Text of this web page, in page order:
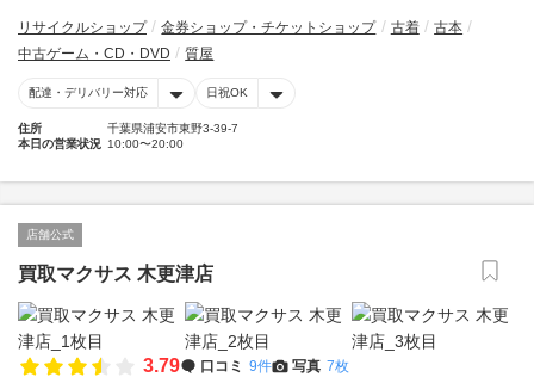
リサイクルショップ 金券ショップ・チケットショップ 古着
古本
中古ゲーム・CD・DVD
質屋
配達・デリバリー対応 日祝OK
住所
千葉県浦安市東野3-39-7
本日の営業状況 10:00〜20:00
店舗公式
買取マクサス 木更津店
3.79 口コミ 9件 写真 7枚